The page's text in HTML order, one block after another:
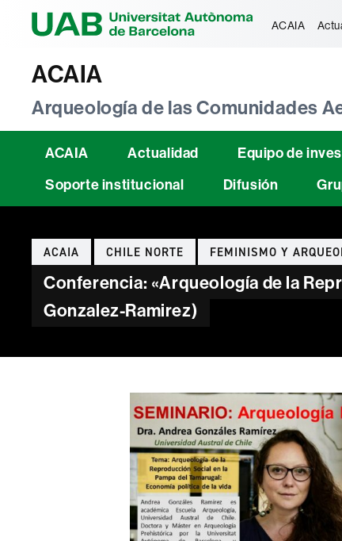
ACAIA
ACAIA
Arqueología de las Comunidades
ACAIA Actualidad Equipo de
Soporte institucional
Difusión
Categorías
ACAIA CHILE NORTE FEMINISMO Y
Conferencia: «Arqueología de la
Gonzalez-Ramirez)